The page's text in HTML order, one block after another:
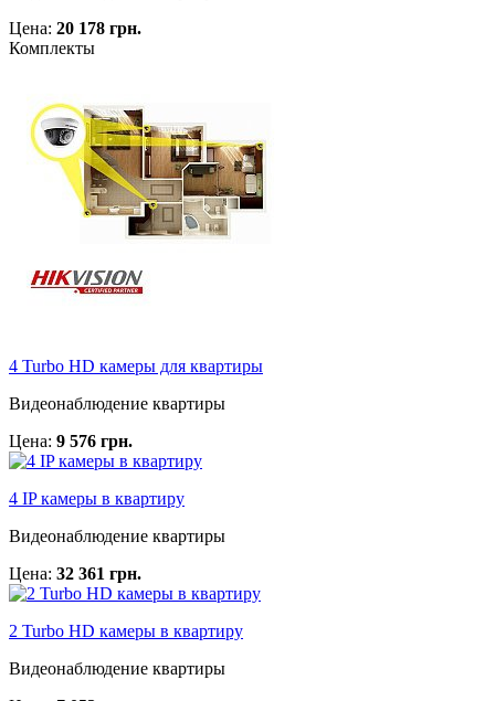
Цена: 20 178 грн.
Комплекты
4 Turbo HD камеры для квартиры
Видеонаблюдение квартиры
Цена: 9 576 грн.
4 IP камеры в квартиру
Видеонаблюдение квартиры
Цена: 32 361 грн.
2 Turbo HD камеры в квартиру
Видеонаблюдение квартиры